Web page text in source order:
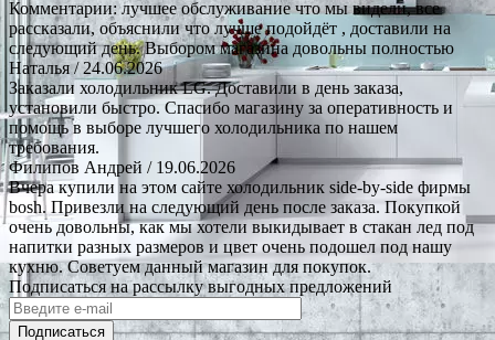
Комментарии: лучшее обслуживание что мы видели, все
рассказали, объяснили что лучше подойдёт , доставили на
следующий день. Выбором магазина довольны полностью
Наталья/ 24.06.2026
Заказали холодильник LG. Доставили в день заказа,
установили быстро. Спасибо магазину за оперативность и
помощь в выборе лучшего холодильника по нашем
требования.
Филипов Андрей / 19.06.2026
Вчера купили на этом сайте холодильник side-by-side фирмы
bosh. Привезли на следующий день после заказа. Покупкой
очень довольны, как мы хотели выкидывает в стакан лед под
напитки разных размеров и цвет очень подошел под нашу
кухню. Советуем данный магазин для покупок.
Подписаться на рассылку выгодных предложений
Подписаться